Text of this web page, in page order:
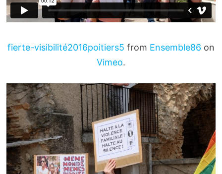
fierte-visibilité2016poitiers5 from Ensemble86 on
Vimeo.